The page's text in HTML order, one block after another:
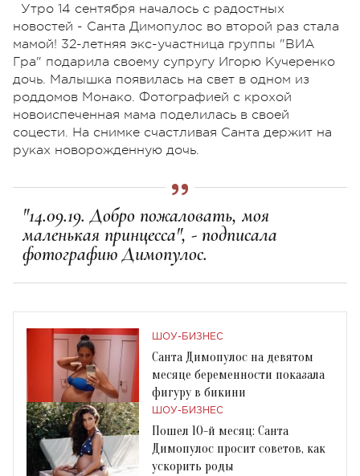
Утро 14 сентября началось с радостных
новостей - Санта Димопулос во второй раз стала
мамой! 32-летняя экс-участница группы "ВИА
Гра" подарила своему супругу Игорю Кучеренко
дочь. Малышка появилась на свет в одном из
роддомов Монако. Фотографией с крохой
новоиспеченная мама поделилась в своей
соцести. На снимке счастливая Санта держит на
руках новорожденную дочь.
"14.09.19. Добро пожаловать, моя
маленькая принцесса", - подписала
фотографию Димопулос.
ШОУ-БИЗНЕС
Санта Димопулос на девятом
месяце беременности показала
фигуру в бикини
ШОУ-БИЗНЕС
Пошел 10-й месяц: Санта
Димопулос просит советов, как
ускорить роды